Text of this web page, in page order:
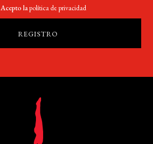
Acepto lapolítica de privacidad